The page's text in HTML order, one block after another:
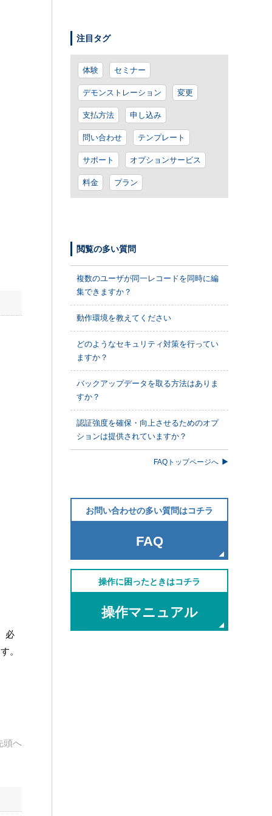
必
。
頭へ
注目タグ
体験 セミナー
デモンストレーション 変更
支払方法 申し込み
問い合わせ テンプレート
サポート オプションサービス
料金 プラン
閲覧の多い質問
複数のユーザが同一レコードを同時に編
集できますか？
動作環境を教えてください
どのようなセキュリティ対策を行ってい
ますか？
バックアップデータを取る方法はありま
すか？
認証強度を確保・向上させるためのオプ
ションは提供されていますか？
FAQトップページへ
お問い合わせの多い質問はコチラ
FAQ
操作に困ったときはコチラ
操作マニュアル